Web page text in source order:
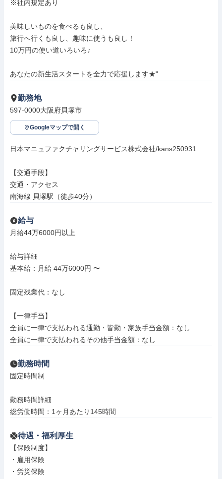
※社内規定あり
美味しいものを食べるも良し、
旅行へ行くも良し、趣味に使うも良し！
10万円の使い道いろいろ♪
あなたの新生活スタートを全力で応援します★"
勤務地
597-0000大阪府貝塚市
Googleマップで開く
日本マニュファクチャリングサービス株式会社/kans250931
【交通手段】
交通・アクセス
南海線 貝塚駅（徒歩40分）
給与
月給44万6000円以上
給与詳細
基本給：月給 44万6000円 〜
固定残業代：なし
【一律手当】
全員に一律で支払われる通勤・皆勤・家族手当金額：なし
全員に一律で支払われるその他手当金額：なし
勤務時間
固定時間制
勤務時間詳細
総労働時間：1ヶ月あたり145時間
待遇・福利厚生
【保険制度】
・雇用保険
・労災保険